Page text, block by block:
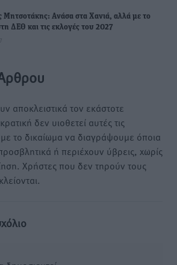
Μητσοτάκης: Ανάσα στα Χανιά, αλλά με το
ΔΕΘ και τις εκλογές του 2027
αποκλειστικά τον εκάστοτε
δεν υιοθετεί αυτές τις
το δικαίωμα να διαγράψουμε όποια
ή περιέχουν ύβρεις, χωρίς
Χρήστες που δεν τηρούν τους